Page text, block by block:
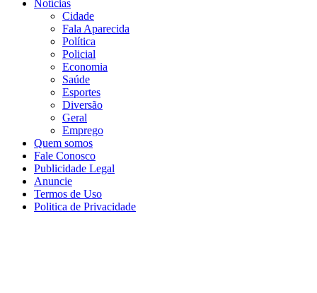
Notícias
Cidade
Fala Aparecida
Política
Policial
Economia
Saúde
Esportes
Diversão
Geral
Emprego
Quem somos
Fale Conosco
Publicidade Legal
Anuncie
Termos de Uso
Politica de Privacidade